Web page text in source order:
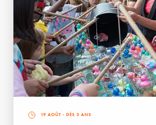
19 AOÛT - DÈS 3 ANS